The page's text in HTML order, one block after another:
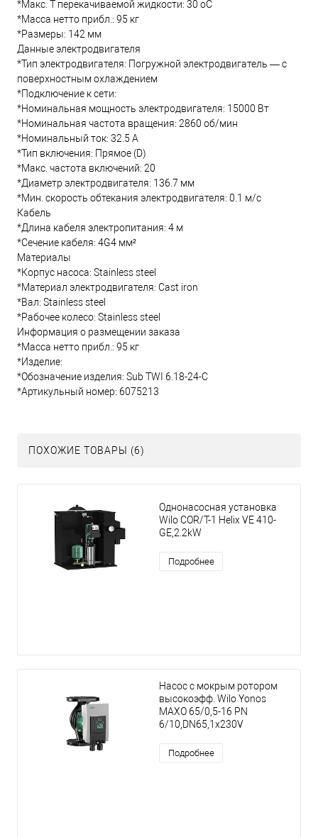
*Макс. T перекачиваемой жидкости: 30 oC
*Масса нетто прибл.: 95 кг
*Размеры: 142 мм
Данные электродвигателя
*Тип электродвигателя: Погружной электродвигатель — с
поверхностным охлаждением
*Подключение к сети:
*Номинальная мощность электродвигателя: 15000 Вт
*Номинальная частота вращения: 2860 об/мин
*Номинальный ток: 32.5 А
*Тип включения: Прямое (D)
*Макс. частота включений: 20
*Диаметр электродвигателя: 136.7 мм
*Мин. скорость обтекания электродвигателя: 0.1 м/с
Кабель
*Длина кабеля электропитания: 4 м
*Сечение кабеля: 4G4 мм²
Материалы
*Корпус насоса: Stainless steel
*Материал электродвигателя: Cast iron
*Вал: Stainless steel
*Рабочее колесо: Stainless steel
Информация о размещении заказа
*Масса нетто прибл.: 95 кг
*Изделие:
*Обозначение изделия: Sub TWI 6.18-24-C
*Артикульный номер: 6075213
ПОХОЖИЕ ТОВАРЫ (6)
Однонасосная установка
Wilo COR/T-1 Helix VE 410-
GE,2.2kW
Подробнее
Насос с мокрым ротором
высокоэфф. Wilo Yonos
MAXO 65/0,5-16 PN
6/10,DN65,1x230V
Подробнее